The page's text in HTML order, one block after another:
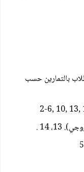
بالتمارين حسب